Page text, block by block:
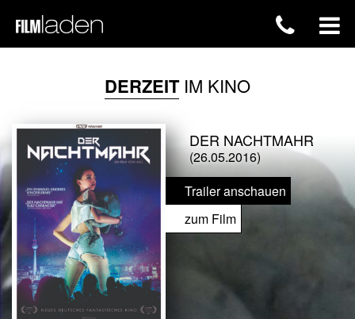
DERZEITIM KINO
DER NACHTMAHR
(26.05.2016)
Trailer anschauen
zum Film